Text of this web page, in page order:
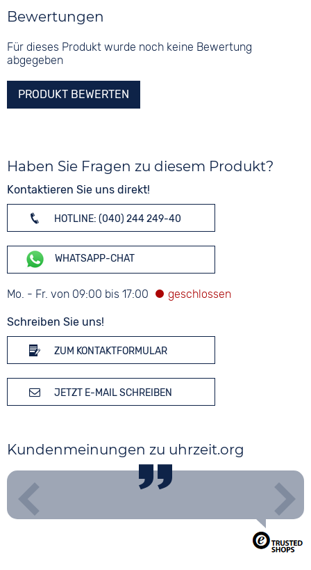
Bewertungen
Für dieses Produkt wurde noch keine Bewertung
abgegeben
PRODUKT BEWERTEN
Haben Sie Fragen zu diesem Produkt?
Kontaktieren Sie uns direkt!
HOTLINE: (040) 244 249-40
WHATSAPP-CHAT
Mo. - Fr. von 09:00 bis 17:00
Schreiben Sie uns!
ZUM KONTAKTFORMULAR
JETZT E-MAIL SCHREIBEN
Kundenmeinungen zu uhrzeit.org